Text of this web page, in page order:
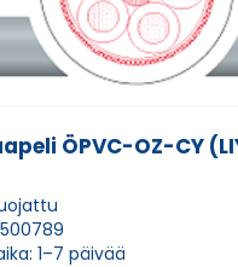
ÖPVC-OZ-CY
1–7 päivää